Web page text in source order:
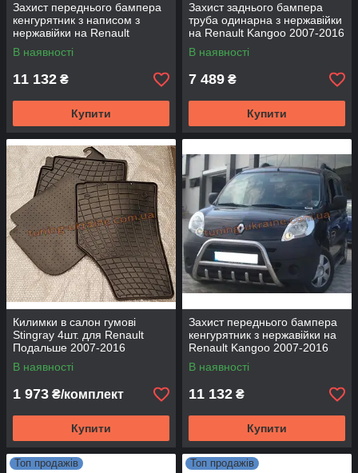
Захист переднього бампера
кенгурятник з написом з
нержавійки на Renault
Kangoo 2007-2016
В наявності
11 132 ₴
Купити
Захист заднього бампера
труба одинарна з нержавійки
на Renault Kangoo 2007-2016
В наявності
7 489 ₴
Купити
Килимки в салон гумові
Stingray 4шт. для Renault
Подальше 2007-2016
В наявності
1 973 ₴/комплект
Купити
Захист переднього бампера
кенгурятник з нержавійки на
Renault Kangoo 2007-2016
В наявності
11 132 ₴
Купити
Топ продажів Топ продажів